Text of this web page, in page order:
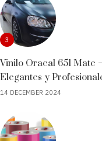
3
Vinilo Oracal 651 Mate
Elegantes y
14 DECEMBER 2024